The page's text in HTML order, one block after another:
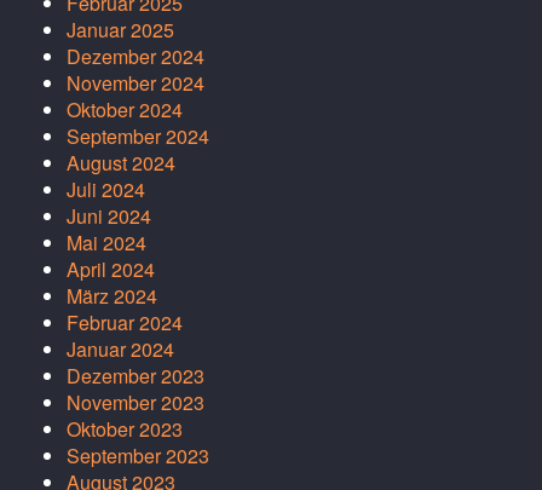
Januar 2025
Dezember 2024
November 2024
Oktober 2024
September 2024
August 2024
Juli 2024
Juni 2024
Mai 2024
April 2024
März 2024
Februar 2024
Januar 2024
Dezember 2023
November 2023
Oktober 2023
September 2023
August 2023